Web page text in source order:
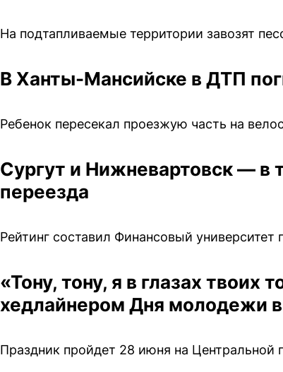
На подтапливаемые территории завозят
В Ханты-Мансийске в ДТП
Ребенок пересекал проезжую часть на
Сургут и Нижневартовск — в
переезда
Рейтинг составил Финансовый университет
«Тону, тону, я в глазах твоих
хедлайнером Дня молодежи
Праздник пройдет 28 июня на Центральной